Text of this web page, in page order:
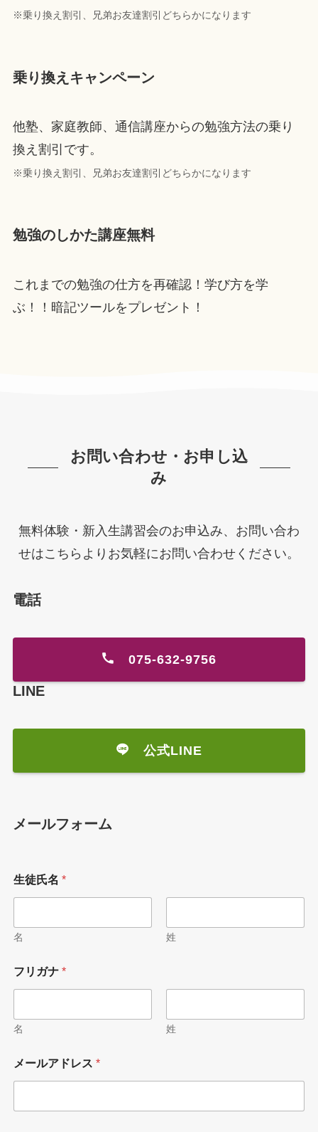
※乗り換え割引、兄弟お友達割引どちらかになります
乗り換えキャンペーン
他塾、家庭教師、通信講座からの勉強方法の乗り
換え割引です。
※乗り換え割引、兄弟お友達割引どちらかになります
勉強のしかた講座無料
これまでの勉強の仕方を再確認！学び方を学
ぶ！！暗記ツールをプレゼント！
お問い合わせ・お申し込
み
無料体験・新入生講習会のお申込み、お問い合わ
せはこちらよりお気軽にお問い合わせください。
電話
075-632-9756
LINE
公式LINE
メールフォーム
生徒氏名 *
名 姓
フリガナ *
名 姓
メールアドレス *